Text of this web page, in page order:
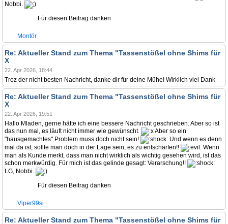
Nobbi.
Für diesen Beitrag danken
Montör
Re: Aktueller Stand zum Thema "Tassenstößel ohne Shims für
X
22. Apr 2026, 18:44
Troz der nicht besten Nachricht, danke dir für deine Mühe! Wirklich viel Dank
Re: Aktueller Stand zum Thema "Tassenstößel ohne Shims für
X
22. Apr 2026, 19:51
Hallo Mladen, gerne hätte ich eine bessere Nachricht geschrieben. Aber so ist
das nun mal, es läuft nicht immer wie gewünscht.
Aber so ein
"hausgemachtes" Problem muss doch nicht sein!
Und wenn es denn
mal da ist, sollte man doch in der Lage sein, es zu entschärfen!!
Wenn
man als Kunde merkt, dass man nicht wirklich als wichtig gesehen wird, ist das
schon merkwürdig. Für mich ist das gelinde gesagt: Verarschung!!
LG, Nobbi.
Für diesen Beitrag danken
Viper99si
Re: Aktueller Stand zum Thema "Tassenstößel ohne Shims für